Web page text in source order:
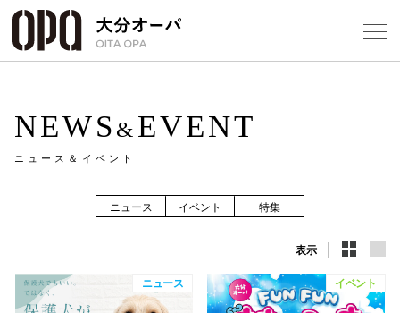
NEWS & EVENT
ニュース＆イベント
ニュース イベント 特集
表示
ニュース イベント
ショッ
レスト